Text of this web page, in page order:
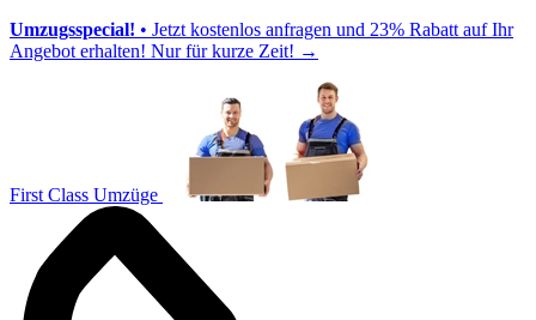
Umzugsspecial! • Jetzt kostenlos anfragen und 23% Rabatt auf Ihr
Angebot erhalten! Nur für kurze Zeit! →
First Class Umzüge